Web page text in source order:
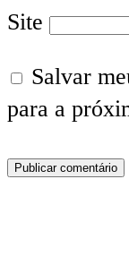
Site
Salvar
para a